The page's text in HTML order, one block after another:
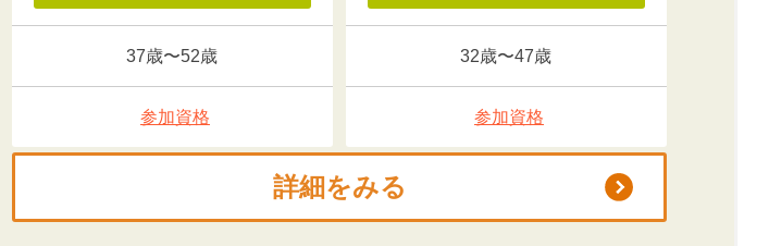
37歳〜52歳
参加資格
32歳〜47歳
参加資格
詳細をみる